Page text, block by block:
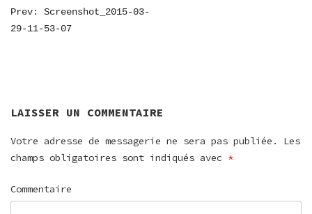
NAVIGATION
DE
Prev: Screenshot_2015-03-
29-11-53-07
LAISSER UN COMMENTAIRE
Votre adresse de messagerie ne sera pas publiée.
Les
champs obligatoires sont indiqués avec *
Commentaire